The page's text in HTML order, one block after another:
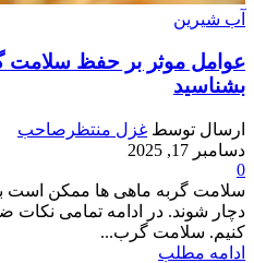
آب شیرین
عوامل موثر بر حفظ سلامت
بشناسید
ارسال توسط غزل منتظرصاحب
دسامبر 17, 2025
0
سلامت گربه ماهی ها ممکن است به
دچار شوند. در ادامه تمامی نکات
کنیم. سلامت گرب...
ادامه مطلب